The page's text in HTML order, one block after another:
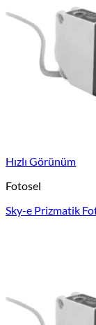
Hızlı Görünüm
Fotosel
Sky-e Prizmatik